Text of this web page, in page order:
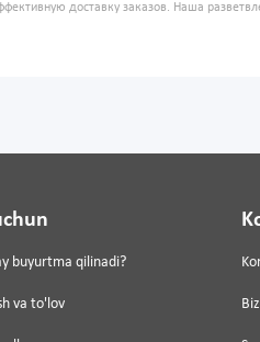
доставку заказов. Наша
buyurtma qilinadi?
va to'lov